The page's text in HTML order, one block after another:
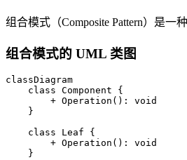
组合模式（Composite Pattern）是
组合模式的 UML 类图
classDiagram
    class Component {
        + Operation(): void
    }
    class Leaf {
        + Operation(): void
    }